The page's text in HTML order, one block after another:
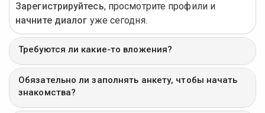
Зарегистрируйтесь, просмотрите профили и
начните диалог уже сегодня.
Требуются ли какие-то вложения?
Обязательно ли заполнять анкету, чтобы начать
знакомства?